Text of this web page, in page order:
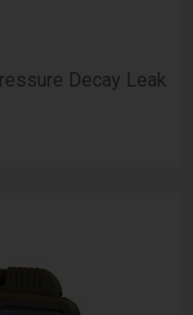
Decay Leak